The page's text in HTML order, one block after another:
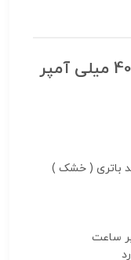
باتری خشک شارژی 4 ولت 400 میلی آمپر
( خشک )